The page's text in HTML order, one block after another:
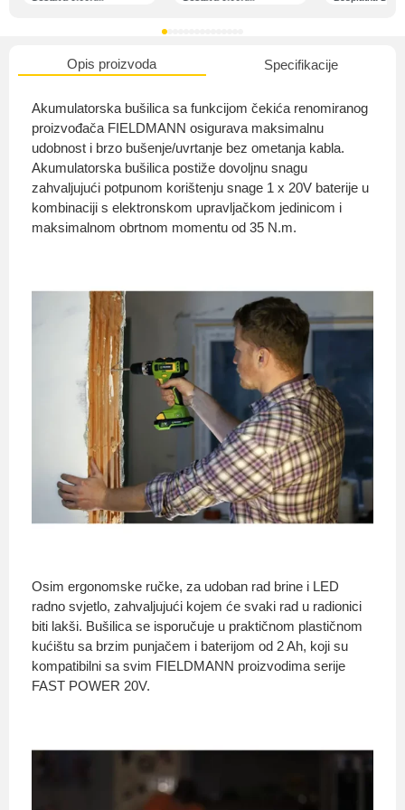
Opis proizvoda Specifikacije
Akumulatorska bušilica sa funkcijom čekića renomiranog
proizvođača FIELDMANN osigurava maksimalnu
udobnost i brzo bušenje/uvrtanje bez ometanja kabla.
Akumulatorska bušilica postiže dovoljnu snagu
zahvaljujući potpunom korištenju snage 1 x 20V baterije u
kombinaciji s elektronskom upravljačkom jedinicom i
maksimalnom obrtnom momentu od 35 N.m.
Osim ergonomske ručke, za udoban rad brine i LED
radno svjetlo, zahvaljujući kojem će svaki rad u radionici
biti lakši. Bušilica se isporučuje u praktičnom plastičnom
kućištu sa brzim punjačem i baterijom od 2 Ah, koji su
kompatibilni sa svim FIELDMANN proizvodima serije
FAST POWER 20V.
O nama
Privatnost kupca